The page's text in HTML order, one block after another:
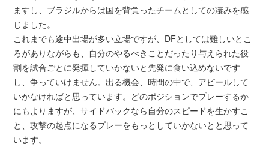
ますし、ブラジルからは国を背負ったチームとしての凄みを感
じました。
これまでも途中出場が多い立場ですが、DFとしては難しいとこ
ろがありながらも、自分のやるべきことだったり与えられた役
割を試合ごとに発揮していかないと先発に食い込めないです
し、争っていけません。出る機会、時間の中で、アピールして
いかなければと思っています。どのポジションでプレーするか
にもよりますが、サイドバックなら自分のスピードを生かすこ
と、攻撃の起点になるプレーをもっとしていかないとと思って
います。